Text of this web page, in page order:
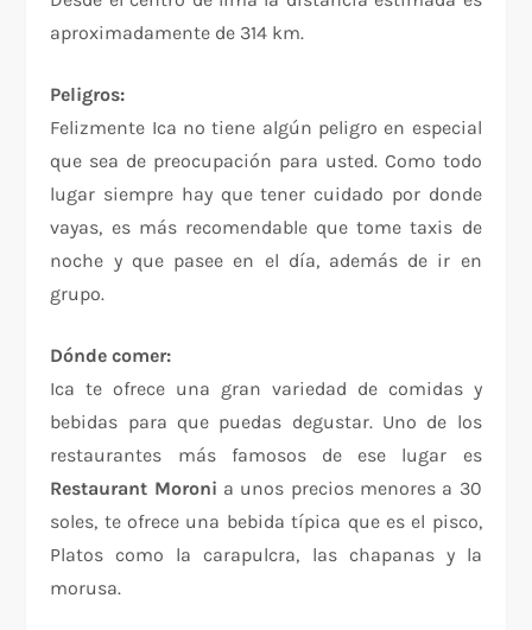
aproximadamente de 314 km.
Peligros:
Felizmente Ica no tiene algún peligro en especial
que sea de preocupación para usted. Como todo
lugar siempre hay que tener cuidado por donde
vayas, es más recomendable que tome taxis de
noche y que pasee en el día, además de ir en
grupo.
Dónde comer:
Ica te ofrece una gran variedad de comidas y
bebidas para que puedas degustar. Uno de los
restaurantes más famosos de ese lugar es
Restaurant Moroni a unos precios menores a 30
soles, te ofrece una bebida típica que es el pisco,
Platos como la carapulcra, las chapanas y la
morusa.